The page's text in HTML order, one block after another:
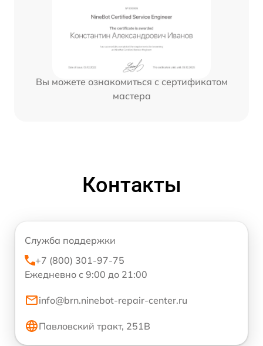
Вы можете ознакомиться с сертификатом
мастера
Контакты
Служба поддержки
+7 (800) 301-97-75
Ежедневно с 9:00 до 21:00
info@brn.ninebot-repair-center.ru
Павловский тракт, 251В